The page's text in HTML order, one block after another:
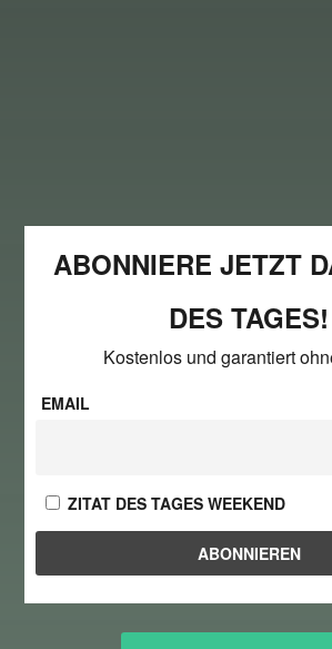
ABONNIERE JETZT
DES TAGES!
Kostenlos und garantiert
EMAIL
ZITAT DES TAGES WEEKEND